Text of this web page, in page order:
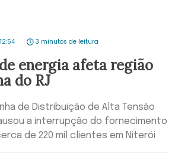
3 minutos de leitura
energia afeta região
do RJ
de Distribuição de Alta Tensão
a interrupção do fornecimento
de 220 mil clientes em Niterói